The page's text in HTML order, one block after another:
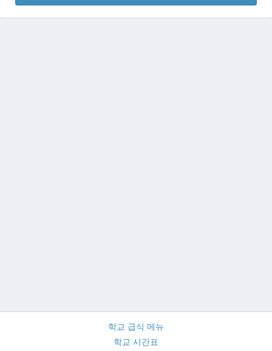
학교 급식 메뉴
학교 시간표